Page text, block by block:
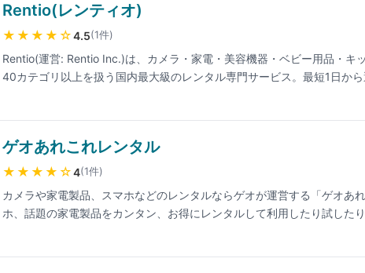
Rentio(レンティオ)
★★★★ ☆4.5(1件)
Rentio(運営: Rentio Inc.)は、カメラ・家電・美容機器・ベビー用品・キ
40カテゴリ以上を扱う国内最大級のレンタル専門サービス。最短1日か
さい。
ゲオあれこれレンタル
★★★★ ☆4(1件)
カメラや家電製品、スマホなどのレンタルならゲオが運営する「ゲオあ
ホ、話題の家電製品をカンタン、お得にレンタルして利用したり試したり